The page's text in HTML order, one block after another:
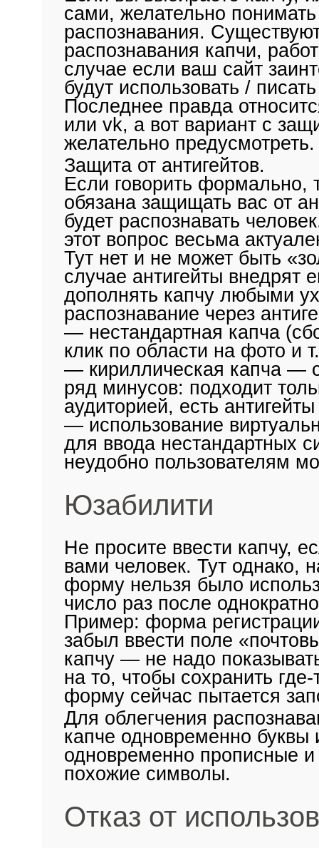
сами, желательно
распознавания.
распознавания капчи,
случае если ваш сайт
будут использовать /
Последнее правда
или vk, а вот вариант с
желательно предусмотреть.
Защита от антигейтов.
Если говорить формально,
обязана защищать вас от
будет распознавать
этот вопрос весьма
Тут нет и не может быть
случае антигейты внедрят
дополнять капчу любыми
распознавание через
— нестандартная капча
клик по области на фото и
— кириллическая капча —
ряд минусов: подходит
аудиторией, есть
— использование
для ввода нестандартных
неудобно пользователям
Юзабилити
Не просите ввести капчу,
вами человек. Тут однако,
форму нельзя было
число раз после
Пример: форма
забыл ввести поле
капчу — не надо
на то, чтобы сохранить
форму сейчас пытается
Для облегчения
капче одновременно
одновременно прописные
похожие символы.
Отказ от